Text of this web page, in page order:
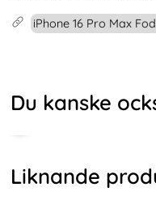
iPhone 16 Pro Max
Du kanske
Liknande